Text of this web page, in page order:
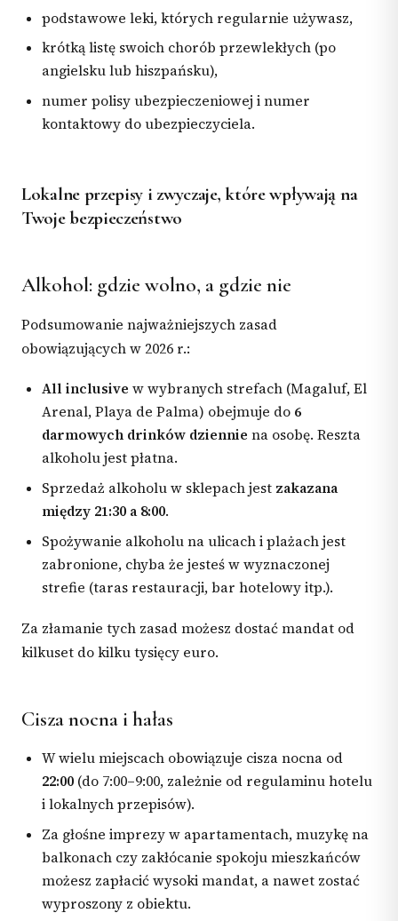
podstawowe leki, których regularnie używasz,
krótką listę swoich chorób przewlekłych (po
angielsku lub hiszpańsku),
numer polisy ubezpieczeniowej i numer
kontaktowy do ubezpieczyciela.
Lokalne przepisy i zwyczaje, które wpływają na
Twoje bezpieczeństwo
Alkohol: gdzie wolno, a gdzie nie
Podsumowanie najważniejszych zasad
obowiązujących w 2026 r.:
All inclusive w wybranych strefach (Magaluf, El
Arenal, Playa de Palma) obejmuje do 6
darmowych drinków dziennie na osobę. Reszta
alkoholu jest płatna.
Sprzedaż alkoholu w sklepach jest zakazana
między 21:30 a 8:00.
Spożywanie alkoholu na ulicach i plażach jest
zabronione, chyba że jesteś w wyznaczonej
strefie (taras restauracji, bar hotelowy itp.).
Za złamanie tych zasad możesz dostać mandat od
kilkuset do kilku tysięcy euro.
Cisza nocna i hałas
W wielu miejscach obowiązuje cisza nocna od
22:00 (do 7:00–9:00, zależnie od regulaminu hotelu
i lokalnych przepisów).
Za głośne imprezy w apartamentach, muzykę na
balkonach czy zakłócanie spokoju mieszkańców
możesz zapłacić wysoki mandat, a nawet zostać
wyproszony z obiektu.